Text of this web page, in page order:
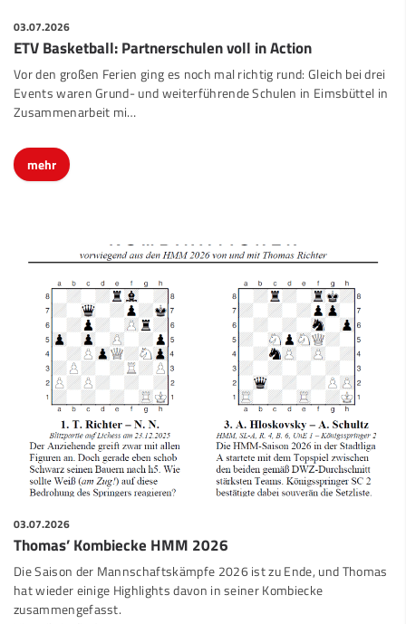
ETV Basketball: Partnerschulen voll in Action
Vor den großen Ferien ging es noch mal richtig rund: Gleich bei drei
Events waren Grund- und weiterführende Schulen in Eimsbüttel in
Zusammenarbeit mi…
mehr
Thomas’ Kombiecke HMM 2026
Die Saison der Mannschaftskämpfe 2026 ist zu Ende, und Thomas
hat wieder einige Highlights davon in seiner Kombiecke
zusammengefasst.
Hier gibt’s die A…